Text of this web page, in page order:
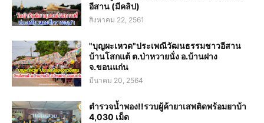
อีสาน (มีคลิป)
สิงหาคม 22, 2561
"บุญผะเหวด"ประเพณีวัฒนธรรมชาวอีสาน
บ้านโสกแต้ ต.ป่าหวายนั่ง อ.บ้านฝาง
จ.ขอนแก่น
มีนาคม 20, 2564
ตำรวจน้ำพอง!!รวบผู้ค้ายาเสพติดพร้อมยาบ้า
4,030 เม็ด